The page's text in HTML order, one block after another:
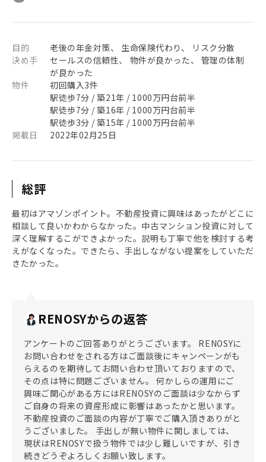
目的
老後の年金対策、 生命保険代わり、 リスク分散
決め手
セールスの信頼性、 物件が良かった、 管理の体制
が良かった
物件
初回購入3件
駅徒歩7分 / 築21年 / 1000万円台前半
駅徒歩7分 / 築16年 / 1000万円台前半
駅徒歩3分 / 築15年 / 1000万円台前半
掲載日
2022年02月25日
総評
最初はアマゾンポイント。不動産投資に興味はあったがどこに
相談して良いかわからなかった。中古マンション投資に対して
深く理解するこができよかった。説明も丁寧で他を検討する考
えがなくなった。できたら、手出しながない提案をしていただ
きたかった。
RENOSYからの返答
アンケートのご回答ありがとうございます。 RENOSYに
お問い合わせをされる方はご面談後にキャンペーンがも
らえるのを期待してお問い合わせ頂いておりますので、
その点は特に問題ございません。 何かしらの運用にご
興味ご関心がある方にはRENOSYのご面談は少なからず
ご自身の将来の資産形成に影響はあったかと思います。
不動産投資のご面談の内容が丁寧でご購入頂きありがと
うございました。 手出しが無い物件に関しましては、
現状はRENOSYで扱う物件では少し難しいですが、引き
続きどうぞよろしくお願い致します。